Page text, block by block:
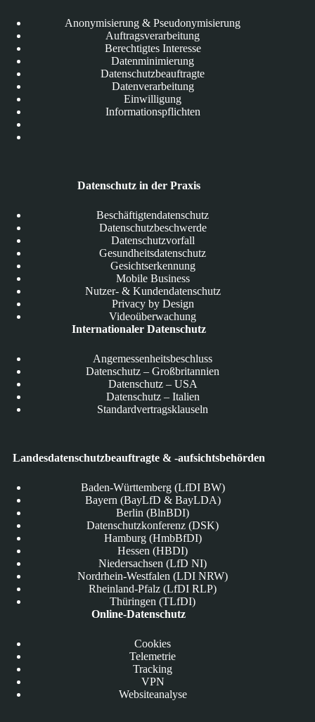
Anonymisierung & Pseudonymisierung
Auftragsverarbeitung
Berechtigtes Interesse
Datenminimierung
Datenschutzbeauftragte
Datenverarbeitung
Einwilligung
Informationspflichten
Datenschutz in der Praxis
Beschäftigtendatenschutz
Datenschutzbeschwerde
Datenschutzvorfall
Gesundheitsdatenschutz
Gesichtserkennung
Mobile Business
Nutzer- & Kundendatenschutz
Privacy by Design
Videoüberwachung
Internationaler Datenschutz
Angemessenheitsbeschluss
Datenschutz – Großbritannien
Datenschutz – USA
Datenschutz – Italien
Standardvertragsklauseln
Landesdatenschutzbeauftragte & -aufsichtsbehörden
Baden-Württemberg (LfDI BW)
Bayern (BayLfD & BayLDA)
Berlin (BlnBDI)
Datenschutzkonferenz (DSK)
Hamburg (HmbBfDI)
Hessen (HBDI)
Niedersachsen (LfD NI)
Nordrhein-Westfalen (LDI NRW)
Rheinland-Pfalz (LfDI RLP)
Thüringen (TLfDI)
Online-Datenschutz
Cookies
Telemetrie
Tracking
VPN
Websiteanalyse